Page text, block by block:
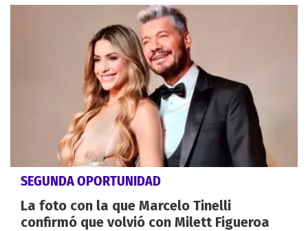
SEGUNDA OPORTUNIDAD
La foto con la que Marcelo Tinelli
confirmó que volvió con Milett Figueroa